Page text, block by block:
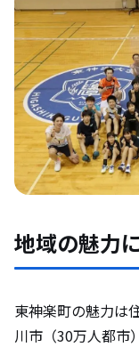
地域の魅力
東神楽町の魅力は
川市（30万人都市